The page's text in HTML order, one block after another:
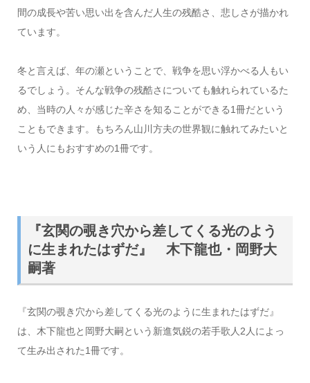
間の成長や苦い思い出を含んだ人生の残酷さ、悲しさが描かれ
ています。
冬と言えば、年の瀬ということで、戦争を思い浮かべる人もい
るでしょう。そんな戦争の残酷さについても触れられているた
め、当時の人々が感じた辛さを知ることができる1冊だという
こともできます。もちろん山川方夫の世界観に触れてみたいと
いう人にもおすすめの1冊です。
『玄関の覗き穴から差してくる光のよう
に生まれたはずだ』 木下龍也・岡野大
嗣著
『玄関の覗き穴から差してくる光のように生まれたはずだ』
は、木下龍也と岡野大嗣という新進気鋭の若手歌人2人によっ
て生み出された1冊です。